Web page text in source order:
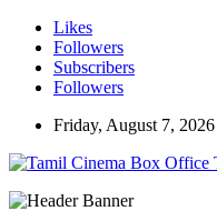
Likes
Followers
Subscribers
Followers
Friday, August 7, 2026